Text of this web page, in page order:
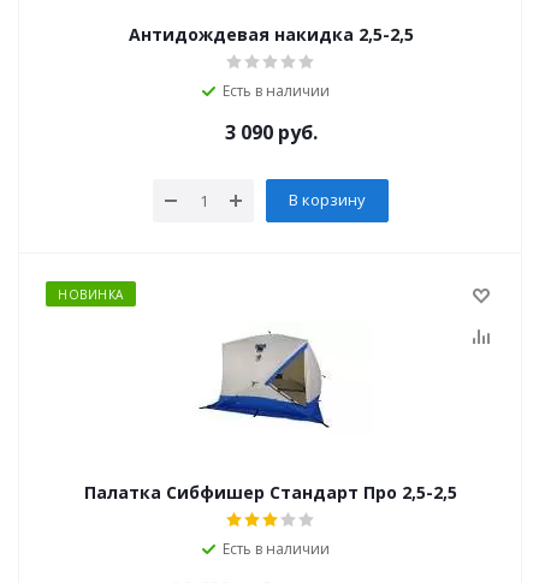
Антидождевая накидка 2,5-2,5
Есть в наличии
3 090руб.
В корзину
НОВИНКА
Палатка Сибфишер Стандарт Про 2,5-2,5
Есть в наличии